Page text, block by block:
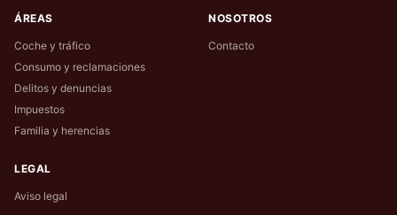
ÁREAS
Coche y tráfico
Consumo y reclamaciones
Delitos y denuncias
Impuestos
Familia y herencias
NOSOTROS
Contacto
LEGAL
Aviso legal